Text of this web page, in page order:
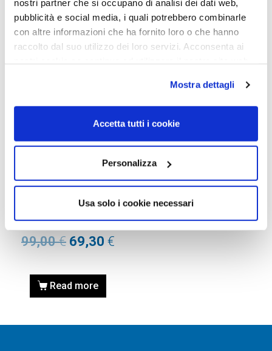
nostri partner che si occupano di analisi dei dati web,
pubblicità e social media, i quali potrebbero combinarle
con altre informazioni che ha fornito loro o che hanno
raccolto dal suo utilizzo dei loro servizi. Acconsenta ai
Mostra dettagli
Accetta tutti i cookie
Personalizza
Usa solo i cookie necessari
Showing the single result
OCCHIALE DA SOLE,
VOGUE
Occhiale VOGUE
0VO5638SU 322246 55
99,00€ 69,30 €
Read more